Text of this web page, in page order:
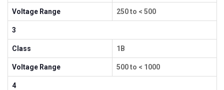
Voltage Range 250 to < 500
3
Class 1B
Voltage Range 500 to < 1000
4